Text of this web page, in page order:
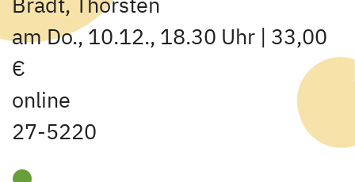
am Do., 10.12., 18.30 Uhr | 33,00
€
online
27-5220